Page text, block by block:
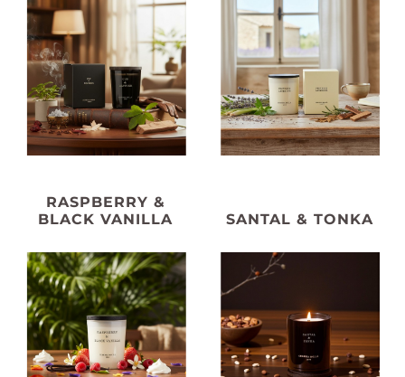
RASPBERRY &
BLACK VANILLA
SANTAL & TONKA